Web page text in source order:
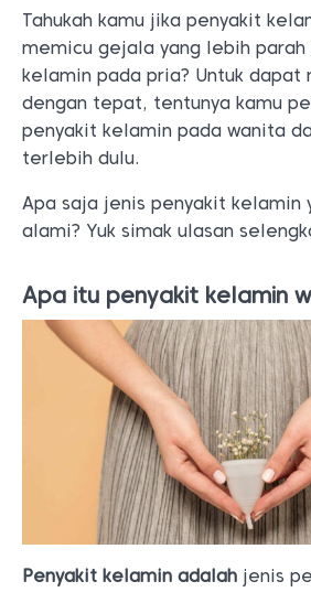
Tahukah kamu jika penyakit
memicu gejala yang lebih
kelamin pada pria? Untuk dapat
dengan tepat, tentunya kamu
penyakit kelamin pada wanita
terlebih dulu.
Apa saja jenis penyakit kelamin
alami? Yuk simak ulasan
Apa itu penyakit kelamin
Penyakit kelamin adalah jenis